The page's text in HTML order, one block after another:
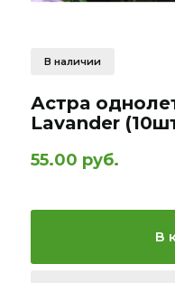
В наличии
Астра
Lavander
55.00 руб.
В